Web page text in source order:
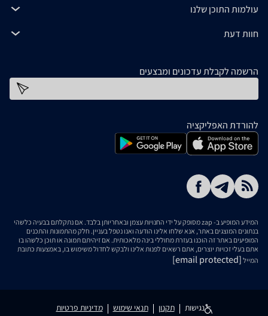
עולמות התוכן שלנו
חוות דעת
הרשמה לקבלת עדכונים ומבצעים
להורדת האפליקציה
המידע המופיע ב- zap מסופק על ידי החנויות עצמן ובאחריותן בלבד. אם נתקלתם בבעיה כלשהי
בנתונים המוצגים באתר, אנא שלחו אלינו הודעה ואנו נטפל בעניין. חלק מהתמונות והתכנים
המופיעים באתר זה הוכנו בעזרת מחוללי בינה מלאכותית. אם זיהיתם תמונה או תוכן כלשהו בו
אתם בעלי זכויות יוצרים, אתם רשאים לפנות אלינו ולבקש לחדול משימוש בו, באמצעות כתובת
המייל [email protected]
נגישות תקנון תנאי שימוש מדיניות פרטיות